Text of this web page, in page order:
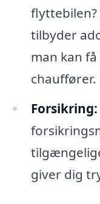
tilbyder
man kan
chauffører.
Forsikring:
giver dig